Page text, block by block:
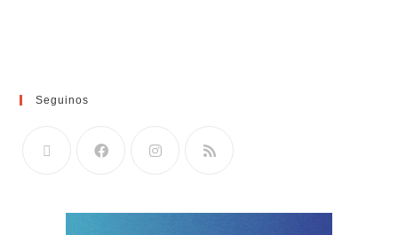
Seguinos